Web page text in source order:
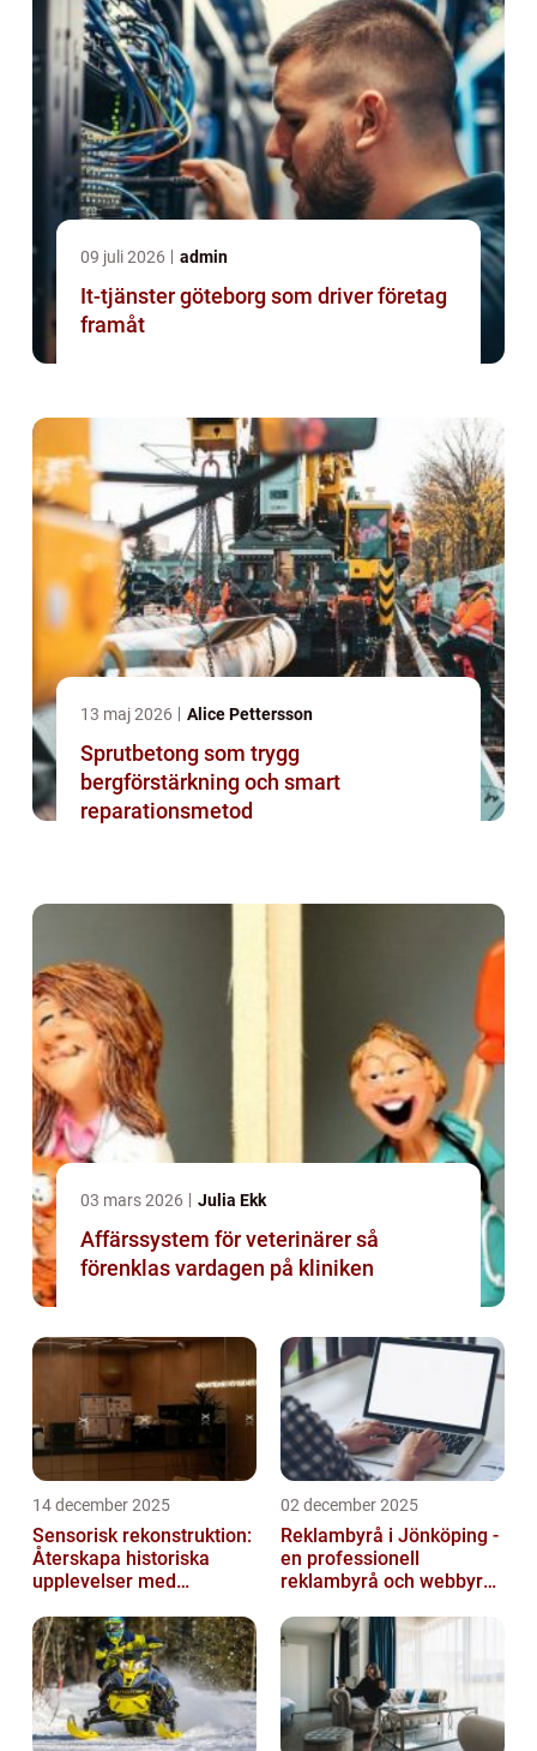
09 juli 2026 admin
It-tjänster göteborg som driver företag
framåt
13 maj 2026 Alice Pettersson
Sprutbetong som trygg
bergförstärkning och smart
reparationsmetod
03 mars 2026 Julia Ekk
Affärssystem för veterinärer så
förenklas vardagen på kliniken
14 december 2025
Sensorisk rekonstruktion:
Återskapa historiska
upplevelser med
02 december 2025
Reklambyrå i Jönköping -
en professionell
reklambyrå och webbyrå
kommunikati...